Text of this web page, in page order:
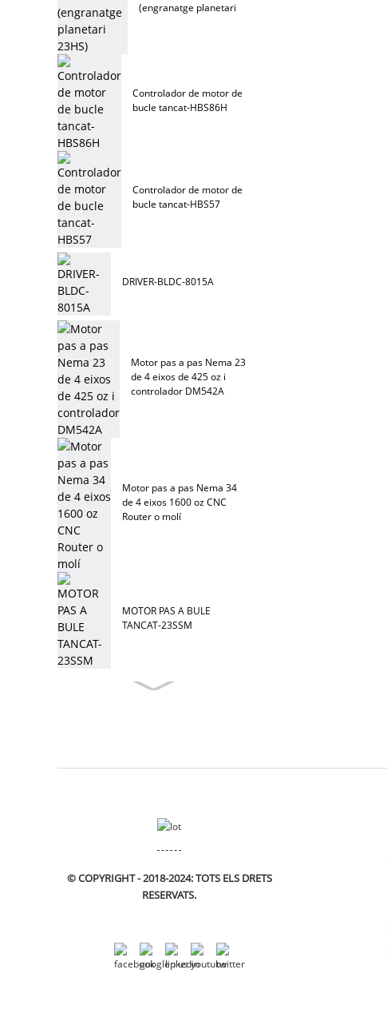
(engranatge planetari
Controlador de motor de
bucle tancat-HBS86H
Controlador de motor de
bucle tancat-HBS57
DRIVER-BLDC-8015A
Motor pas a pas Nema 23
de 4 eixos de 425 oz i
controlador DM542A
Motor pas a pas Nema 34
de 4 eixos 1600 oz CNC
Router o molí
MOTOR PAS A BULE
TANCAT-23SSM
© COPYRIGHT - 2018-2024: TOTS ELS DRETS
RESERVATS.